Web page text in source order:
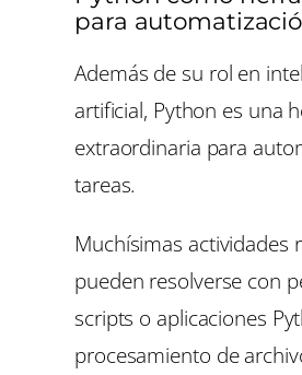
para
Además de su rol en
artificial, Python es una
extraordinaria para
tareas.
Muchísimas actividades
pueden resolverse con
scripts o aplicaciones
procesamiento de